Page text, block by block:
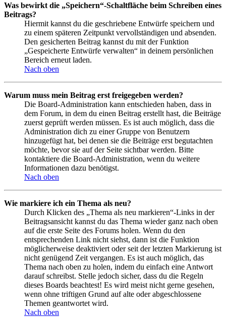
Was bewirkt die „Speichern“-Schaltfläche beim Schreiben eines
Beitrags?
Hiermit kannst du die geschriebene Entwürfe speichern und
zu einem späteren Zeitpunkt vervollständigen und absenden.
Den gesicherten Beitrag kannst du mit der Funktion
„Gespeicherte Entwürfe verwalten“ in deinem persönlichen
Bereich erneut laden.
Nach oben
Warum muss mein Beitrag erst freigegeben werden?
Die Board-Administration kann entschieden haben, dass in
dem Forum, in dem du einen Beitrag erstellt hast, die Beiträge
zuerst geprüft werden müssen. Es ist auch möglich, dass die
Administration dich zu einer Gruppe von Benutzern
hinzugefügt hat, bei denen sie die Beiträge erst begutachten
möchte, bevor sie auf der Seite sichtbar werden. Bitte
kontaktiere die Board-Administration, wenn du weitere
Informationen dazu benötigst.
Nach oben
Wie markiere ich ein Thema als neu?
Durch Klicken des „Thema als neu markieren“-Links in der
Beitragsansicht kannst du das Thema wieder ganz nach oben
auf die erste Seite des Forums holen. Wenn du den
entsprechenden Link nicht siehst, dann ist die Funktion
möglicherweise deaktiviert oder seit der letzten Markierung ist
nicht genügend Zeit vergangen. Es ist auch möglich, das
Thema nach oben zu holen, indem du einfach eine Antwort
darauf schreibst. Stelle jedoch sicher, dass du die Regeln
dieses Boards beachtest! Es wird meist nicht gerne gesehen,
wenn ohne triftigen Grund auf alte oder abgeschlossene
Themen geantwortet wird.
Nach oben